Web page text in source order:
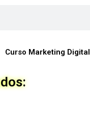
Curso Marketing Digital